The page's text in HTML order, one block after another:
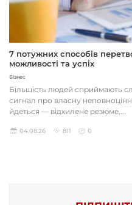
7 потужних способів
можливості та успіх
Бізнес
Більшість людей сприймають
сигнал про власну
йдеться — відхилене резюме,...
04.08.26 811 0